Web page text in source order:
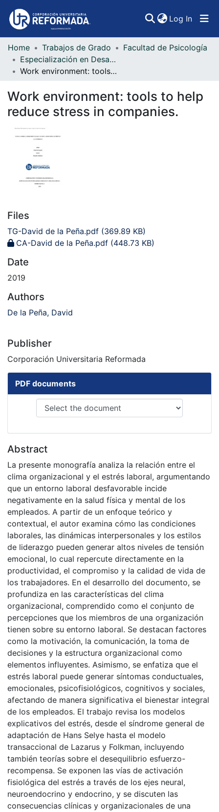
Log In
Communities & Collections
All of DSpace
Statistics
Home Trabajos de Grado
Facultad de Psicología
Especialización en Desarrollo Humano y Organizacional
Work environment: tools to help reduce stress in companies.
Work environment: tools to help
reduce stress in companies.
Files
TG-David de la Peña.pdf (369.89 KB)
CA-David de la Peña.pdf (448.73 KB)
Date
2019
Authors
De la Peña, David
Publisher
Corporación Universitaria Reformada
PDF documents
Abstract
La presente monografía analiza la relación entre el
clima organizacional y el estrés laboral, argumentando
que un entorno laboral desfavorable incide
negativamente en la salud física y mental de los
empleados. A partir de un enfoque teórico y
contextual, el autor examina cómo las condiciones
laborales, las dinámicas interpersonales y los estilos
de liderazgo pueden generar altos niveles de tensión
emocional, lo cual repercute directamente en la
productividad, el compromiso y la calidad de vida de
los trabajadores. En el desarrollo del documento, se
profundiza en las características del clima
organizacional, comprendido como el conjunto de
percepciones que los miembros de una organización
tienen sobre su entorno laboral. Se destacan factores
como la motivación, la comunicación, la toma de
decisiones y la estructura organizacional como
elementos influyentes. Asimismo, se enfatiza que el
estrés laboral puede generar síntomas conductuales,
emocionales, psicofisiológicos, cognitivos y sociales,
afectando de manera significativa el bienestar integral
de los empleados. El trabajo revisa los modelos
explicativos del estrés, desde el síndrome general de
adaptación de Hans Selye hasta el modelo
transaccional de Lazarus y Folkman, incluyendo
también teorías sobre el desequilibrio esfuerzo-
recompensa. Se exponen las vías de activación
fisiológica del estrés a través de los ejes neural,
neuroendocrino y endocrino, y se discuten las
consecuencias clínicas y organizacionales de una